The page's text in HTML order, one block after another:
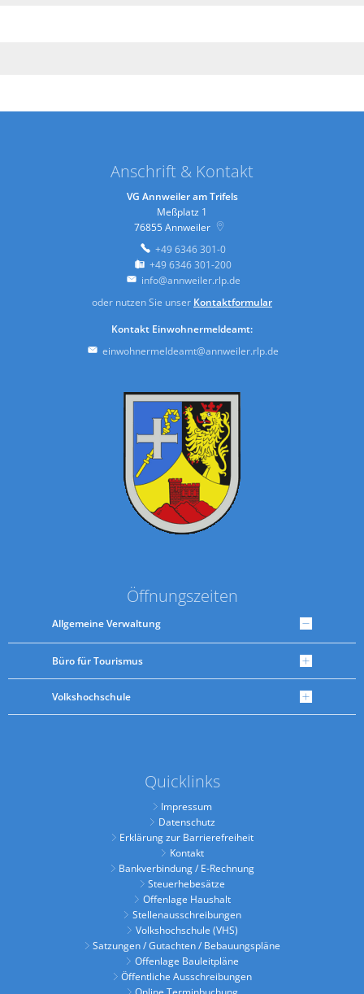
Anschrift & Kontakt
VG Annweiler am Trifels
Meßplatz 1
76855Annweiler
+49 6346 301-0
+49 6346 301-200
info@annweiler.rlp.de
oder nutzen Sie unser Kontaktformular
Kontakt Einwohnermeldeamt:
einwohnermeldeamt@annweiler.rlp.de
Öffnungszeiten
Allgemeine Verwaltung
Büro für Tourismus
Volkshochschule
Quicklinks
Impressum
Datenschutz
Erklärung zur Barrierefreiheit
Kontakt
Bankverbindung / E-Rechnung
Steuerhebesätze
Offenlage Haushalt
Stellenausschreibungen
Volkshochschule (VHS)
Satzungen / Gutachten / Bebauungspläne
Offenlage Bauleitpläne
Öffentliche Ausschreibungen